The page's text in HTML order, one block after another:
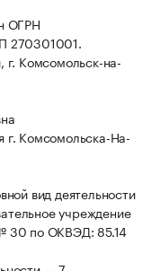
ОГРН
270301001.
Комсомольск-на-
г. Комсомольска-На-
вид деятельности
учреждение
30 по ОКВЭД: 85.14